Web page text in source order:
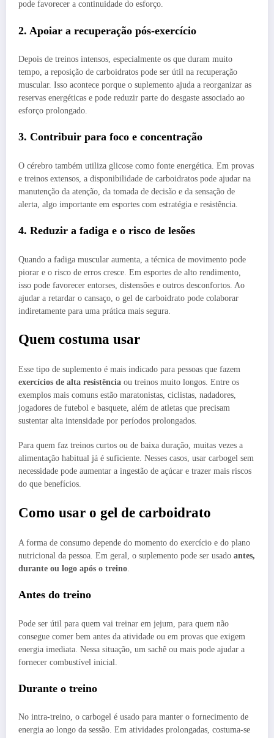
pode favorecer a continuidade do esforço.
2. Apoiar a recuperação pós-exercício
Depois de treinos intensos, especialmente os que duram muito
tempo, a reposição de carboidratos pode ser útil na recuperação
muscular. Isso acontece porque o suplemento ajuda a reorganizar as
reservas energéticas e pode reduzir parte do desgaste associado ao
esforço prolongado.
3. Contribuir para foco e concentração
O cérebro também utiliza glicose como fonte energética. Em provas
e treinos extensos, a disponibilidade de carboidratos pode ajudar na
manutenção da atenção, da tomada de decisão e da sensação de
alerta, algo importante em esportes com estratégia e resistência.
4. Reduzir a fadiga e o risco de lesões
Quando a fadiga muscular aumenta, a técnica de movimento pode
piorar e o risco de erros cresce. Em esportes de alto rendimento,
isso pode favorecer entorses, distensões e outros desconfortos. Ao
ajudar a retardar o cansaço, o gel de carboidrato pode colaborar
indiretamente para uma prática mais segura.
Quem costuma usar
Esse tipo de suplemento é mais indicado para pessoas que fazem
exercícios de alta resistência ou treinos muito longos. Entre os
exemplos mais comuns estão maratonistas, ciclistas, nadadores,
jogadores de futebol e basquete, além de atletas que precisam
sustentar alta intensidade por períodos prolongados.
Para quem faz treinos curtos ou de baixa duração, muitas vezes a
alimentação habitual já é suficiente. Nesses casos, usar carbogel sem
necessidade pode aumentar a ingestão de açúcar e trazer mais riscos
do que benefícios.
Como usar o gel de carboidrato
A forma de consumo depende do momento do exercício e do plano
nutricional da pessoa. Em geral, o suplemento pode ser usado antes,
durante ou logo após o treino.
Antes do treino
Pode ser útil para quem vai treinar em jejum, para quem não
consegue comer bem antes da atividade ou em provas que exigem
energia imediata. Nessa situação, um sachê ou mais pode ajudar a
fornecer combustível inicial.
Durante o treino
No intra-treino, o carbogel é usado para manter o fornecimento de
energia ao longo da sessão. Em atividades prolongadas, costuma-se